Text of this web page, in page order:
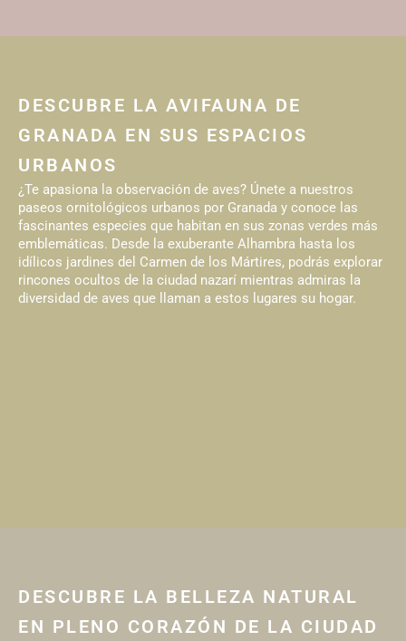
DESCUBRE LA AVIFAUNA DE
GRANADA EN SUS ESPACIOS
URBANOS
¿Te apasiona la observación de aves? Únete a nuestros
paseos ornitológicos urbanos por Granada y conoce las
fascinantes especies que habitan en sus zonas verdes más
emblemáticas. Desde la exuberante Alhambra hasta los
idílicos jardines del Carmen de los Mártires, podrás explorar
rincones ocultos de la ciudad nazarí mientras admiras la
diversidad de aves que llaman a estos lugares su hogar.
DESCUBRE LA BELLEZA NATURAL
EN PLENO CORAZÓN DE LA CIUDAD